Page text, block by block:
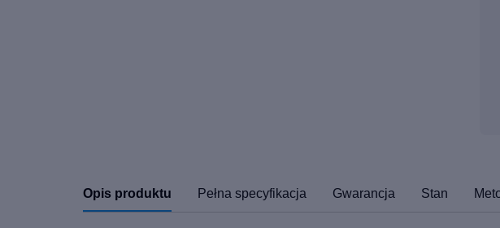
Opis produktu Pełna specyfikacja Gwarancja Stan